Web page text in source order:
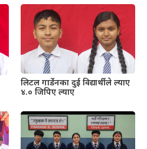
लिटल गार्डेनका दुई विद्यार्थीले ल्याए
४.० जिपिए ल्याए